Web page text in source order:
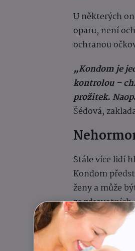
U některých
oparu, není
ochranou
„Kondom je
kontrolou –
prožitek.
Šédová,
Stále více lidí
Kondom
ženy a může
ze
Výhodou je
dlouhodobé